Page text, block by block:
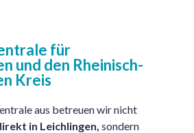
für
und den Rheinisch-
Kreis
aus betreuen wir nicht
in Leichlingen, sondern